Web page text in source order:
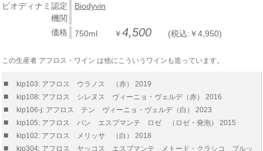
ビオディナミ認定
機関
Biodyvin
価格 750ml ￥4,500 (税込:￥4,950)
この生産者 アフロス・ワイン は他にこういうワインも造っています。
■ kip103: アフロス ウラノス （赤） 2019
■ kip108: アフロス シレヌス ヴィーニョ・ヴェルデ（赤） 2016
■ kip106-j: アフロス テン ヴィーニョ・ヴェルデ（白） 2023
■ kip105: アフロス パン エスプマンテ ロゼ （ロゼ・発泡） 2015
■ kip102: アフロス メリッサ （白） 2018
■ kip304: アフロス ヤッコス エスプマンテ メトード・クラシコ ブルッ